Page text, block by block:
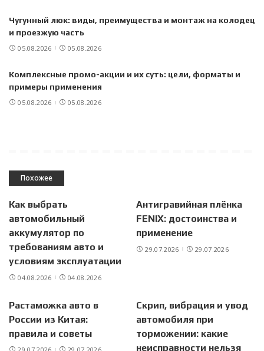
Чугунный люк: виды, преимущества и монтаж на колодец
и проезжую часть
05.08.2026 05.08.2026
Комплексные промо-акции и их суть: цели, форматы и
примеры применения
05.08.2026 05.08.2026
Похожее
Как выбрать
автомобильный
аккумулятор по
требованиям авто и
условиям эксплуатации
04.08.2026 04.08.2026
Антигравийная плёнка
FENIX: достоинства и
применение
29.07.2026 29.07.2026
Растаможка авто в
России из Китая:
правила и советы
Скрип, вибрация и увод
автомобиля при
торможении: какие
неисправности нельзя